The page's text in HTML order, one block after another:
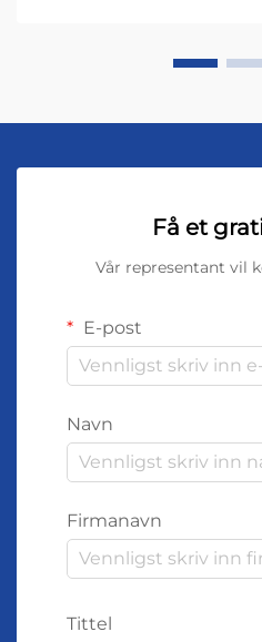
Få et
Vår representant vil
E-post
Navn
Firmanavn
Tittel